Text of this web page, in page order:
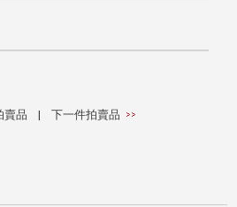
賣品 | 下一件拍賣品